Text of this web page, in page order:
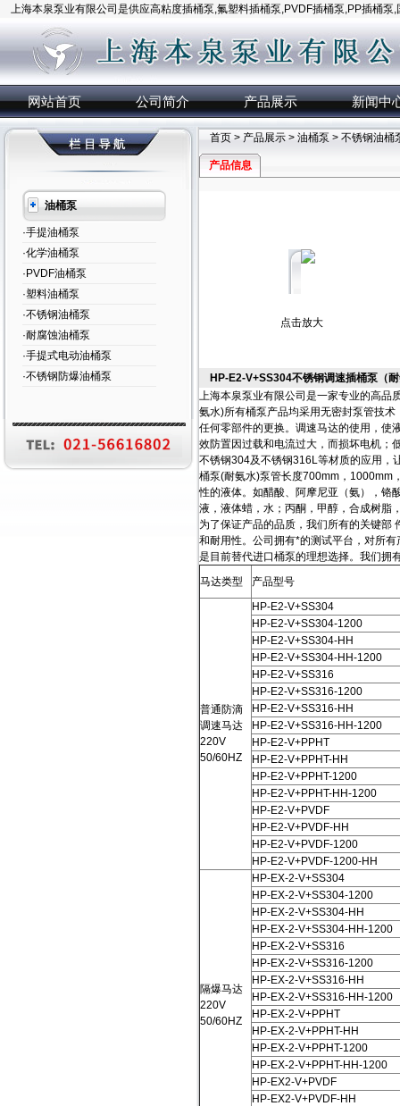
上海本泉泵业有限公司是供应高粘度插桶泵,氟塑料插桶泵,PVDF插桶泵,PP插桶泵
网站首页 公司简介 产品展示 新闻中
油桶泵
·手提油桶泵
·化学油桶泵
·PVDF油桶泵
·塑料油桶泵
·不锈钢油桶泵
·耐腐蚀油桶泵
·手提式电动油桶泵
·不锈钢防爆油桶泵
首页 > 产品展示 > 油桶泵 > 不锈钢油桶
产品信息
点击放大
HP-E2-V+SS304不锈钢调速插桶泵（
上海本泉泵业有限公司是一家专业的高品
氨水)所有桶泵产品均采用无密封泵管技
任何零部件的更换。调速马达的使用，使
效防置因过载和电流过大，而损坏电机；
不锈钢304及不锈钢316L等材质的应用，
桶泵(耐氨水)泵管长度700mm，1000mm
性的液体。如醋酸、阿摩尼亚（氨），铬
液，液体蜡，水；丙酮，甲醇，合成树脂
为了保证产品的品质，我们所有的关键部
和耐用性。公司拥有*的测试平台，对所
是目前替代进口桶泵的理想选择。我们拥
马达类型
产品型号
普通防滴
调速马达
220V
50/60HZ
HP-E2-V+SS304
HP-E2-V+SS304-1200
HP-E2-V+SS304-HH
HP-E2-V+SS304-HH-1200
HP-E2-V+SS316
HP-E2-V+SS316-1200
HP-E2-V+SS316-HH
HP-E2-V+SS316-HH-1200
HP-E2-V+PPHT
HP-E2-V+PPHT-HH
HP-E2-V+PPHT-1200
HP-E2-V+PPHT-HH-1200
HP-E2-V+PVDF
HP-E2-V+PVDF-HH
HP-E2-V+PVDF-1200
HP-E2-V+PVDF-1200-HH
隔爆马达
220V
50/60HZ
HP-EX-2-V+SS304
HP-EX-2-V+SS304-1200
HP-EX-2-V+SS304-HH
HP-EX-2-V+SS304-HH-1200
HP-EX-2-V+SS316
HP-EX-2-V+SS316-1200
HP-EX-2-V+SS316-HH
HP-EX-2-V+SS316-HH-1200
HP-EX-2-V+PPHT
HP-EX-2-V+PPHT-HH
HP-EX-2-V+PPHT-1200
HP-EX-2-V+PPHT-HH-1200
HP-EX2-V+PVDF
HP-EX2-V+PVDF-HH